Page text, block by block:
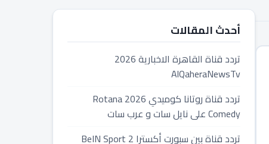
أحدث المقالات
تردد قناة القاهرة الاخبارية 2026
AlQaheraNewsTv
تردد قناة روتانا كوميدي 2026 Rotana
Comedy على نايل سات و عرب سات
تردد قناة بين سبورت أكسترا 2 BeIN Sport